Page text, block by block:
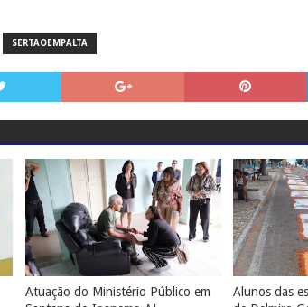
SERTAOEMPALTA
Atuação do Ministério Público em
Alunos das